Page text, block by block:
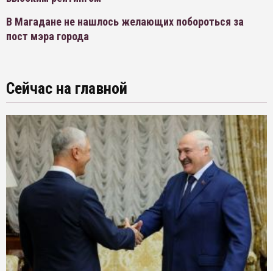
В Магадане не нашлось желающих побороться за
пост мэра города
Сейчас на главной